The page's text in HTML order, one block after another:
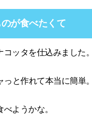
が食べたくて
コッタを仕込みました
っと作れて本当に簡単
ようかな。